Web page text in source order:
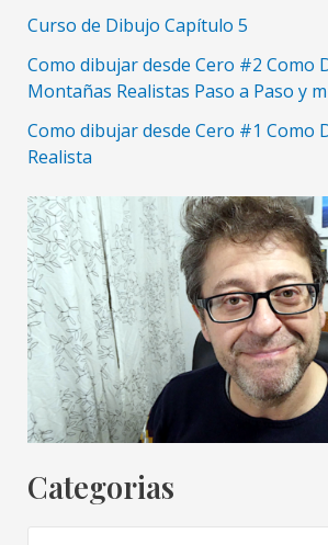
Curso de Dibujo Capítulo 5
Como dibujar desde Cero #2 Como
Montañas Realistas Paso a Paso y
Como dibujar desde Cero #1 Como
Realista
Categorias